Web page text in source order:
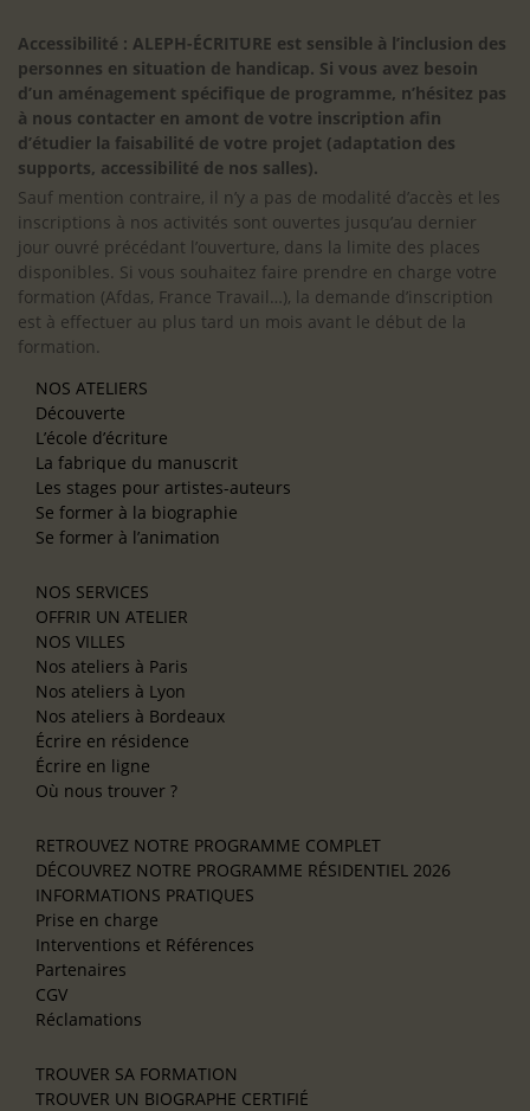
Accessibilité : ALEPH-ÉCRITURE est sensible à l’inclusion des
personnes en situation de handicap. Si vous avez besoin
d’un aménagement spécifique de programme, n’hésitez pas
à nous contacter en amont de votre inscription afin
d’étudier la faisabilité de votre projet (adaptation des
supports, accessibilité de nos salles).
Sauf mention contraire, il n’y a pas de modalité d’accès et les
inscriptions à nos activités sont ouvertes jusqu’au dernier
jour ouvré précédant l’ouverture, dans la limite des places
disponibles. Si vous souhaitez faire prendre en charge votre
formation (Afdas, France Travail…), la demande d’inscription
est à effectuer au plus tard un mois avant le début de la
formation.
NOS ATELIERS
Découverte
L’école d’écriture
La fabrique du manuscrit
Les stages pour artistes-auteurs
Se former à la biographie
Se former à l’animation
NOS SERVICES
OFFRIR UN ATELIER
NOS VILLES
Nos ateliers à Paris
Nos ateliers à Lyon
Nos ateliers à Bordeaux
Écrire en résidence
Écrire en ligne
Où nous trouver ?
RETROUVEZ NOTRE PROGRAMME COMPLET
DÉCOUVREZ NOTRE PROGRAMME RÉSIDENTIEL 2026
INFORMATIONS PRATIQUES
Prise en charge
Interventions et Références
Partenaires
CGV
Réclamations
TROUVER SA FORMATION
TROUVER UN BIOGRAPHE CERTIFIÉ